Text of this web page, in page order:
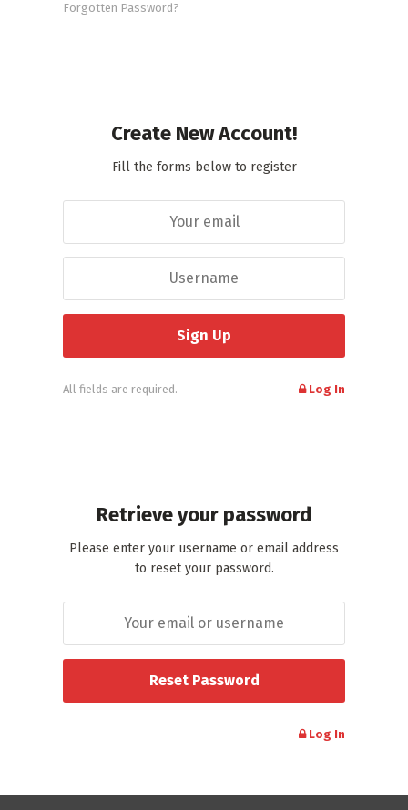
Forgotten Password?
Create New Account!
Fill the forms below to register
All fields are required. Log In
Retrieve your password
Please enter your username or email address
to reset your password.
Log In